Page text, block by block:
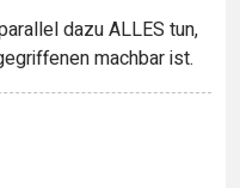
dazu ALLES tun,
machbar ist.